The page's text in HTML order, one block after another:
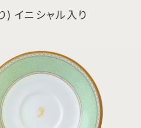
イニシャル入り